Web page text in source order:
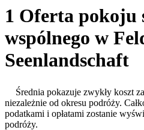
1 Oferta pokoju
wspólnego w
Seenlandschaft
Średnia pokazuje zwykły koszt
niezależnie od okresu podróży.
podatkami i opłatami zostanie
podróży.